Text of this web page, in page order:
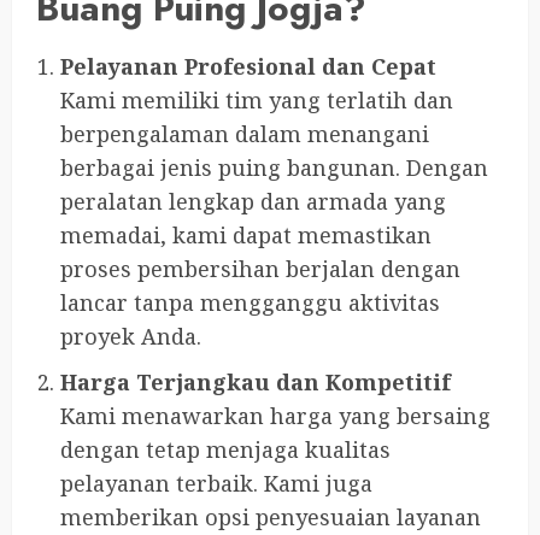
Pelayanan Profesional dan Cepat
Kami memiliki tim yang terlatih dan
berpengalaman dalam menangani
berbagai jenis puing bangunan. Dengan
peralatan lengkap dan armada yang
memadai, kami dapat memastikan
proses pembersihan berjalan dengan
lancar tanpa mengganggu aktivitas
proyek Anda.
Harga Terjangkau dan Kompetitif
Kami menawarkan harga yang bersaing
dengan tetap menjaga kualitas
pelayanan terbaik. Kami juga
memberikan opsi penyesuaian layanan